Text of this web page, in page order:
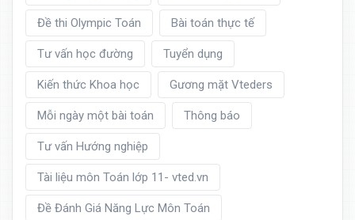
Đề thi Olympic Toán Bài toán thực tế
Tư vấn học đường Tuyển dụng
Kiến thức Khoa học Gương mặt Vteders
Mỗi ngày một bài toán Thông báo
Tư vấn Hướng nghiệp
Tài liệu môn Toán lớp 11- vted.vn
Đề Đánh Giá Năng Lực Môn Toán